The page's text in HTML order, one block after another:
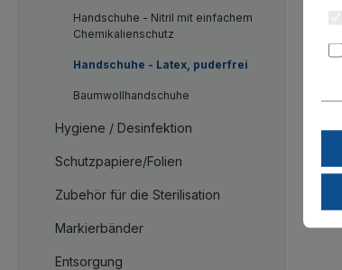
Handschuhe - Nitril mit einfachem
Chemikalienschutz
Handschuhe - Latex, puderfrei
Baumwollhandschuhe
Hygiene / Desinfektion
Schutzpapiere/Folien
Zubehör für die Sterilisation
Markierbänder
Entsorgung